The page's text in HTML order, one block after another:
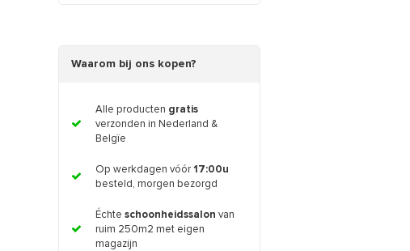
Waarom bij ons kopen?
Alle producten gratis
verzonden in Nederland &
Belgïe
Op werkdagen vóór 17:00u
besteld, morgen bezorgd
Échte schoonheidssalon van
ruim 250m2 met eigen
magazijn